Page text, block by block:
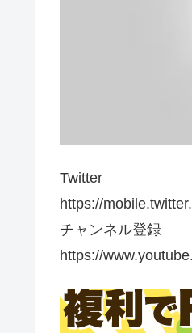
Twitter
https://
チャンネル登録
https://